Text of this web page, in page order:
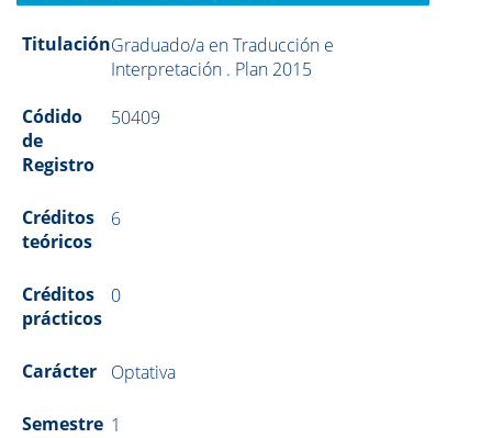
TitulaciónGraduado/a en Traducción e
Interpretación . Plan 2015
Códido
de
Registro
50409
Créditos
teóricos
6
Créditos
prácticos
0
Carácter Optativa
Semestre 1